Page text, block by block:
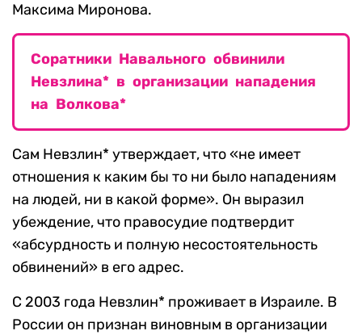
Максима Миронова.
Соратники Навального обвинили
Невзлина* в организации нападения
на Волкова*
Сам Невзлин* утверждает, что «не имеет
отношения к каким бы то ни было нападениям
на людей, ни в какой форме». Он выразил
убеждение, что правосудие подтвердит
«абсурдность и полную несостоятельность
обвинений» в его адрес.
С 2003 года Невзлин* проживает в Израиле. В
России он признан виновным в организации